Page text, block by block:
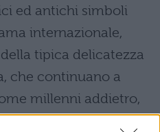
ed antichi simboli
internazionale,
tipica delicatezza
che continuano a
millenni addietro,
Piazza San